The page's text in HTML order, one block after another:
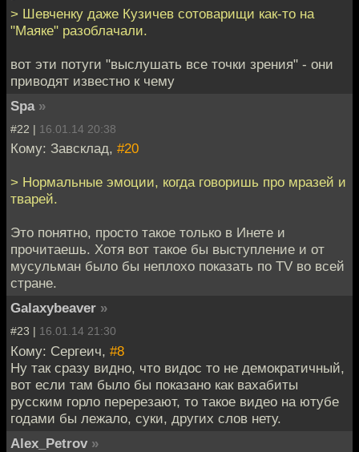
> Шевченку даже Кузичев сотоварищи как-то на
"Маяке" разоблачали.
вот эти потуги "выслушать все точки зрения" - они
приводят известно к чему
Spa »
#22 | 16.01.14 20:38
Кому: Завсклад, #20
> Нормальные эмоции, когда говоришь про мразей и
тварей.
Это понятно, просто такое только в Инете и
прочитаешь. Хотя вот такое бы выступление и от
мусульман было бы неплохо показать по TV во всей
стране.
Galaxybeaver »
#23 | 16.01.14 21:30
Кому: Сергеич, #8
Ну так сразу видно, что видос то не демократичный,
вот если там было бы показано как вахабиты
русским горло перерезают, то такое видео на ютубе
годами бы лежало, суки, других слов нету.
Alex_Petrov »